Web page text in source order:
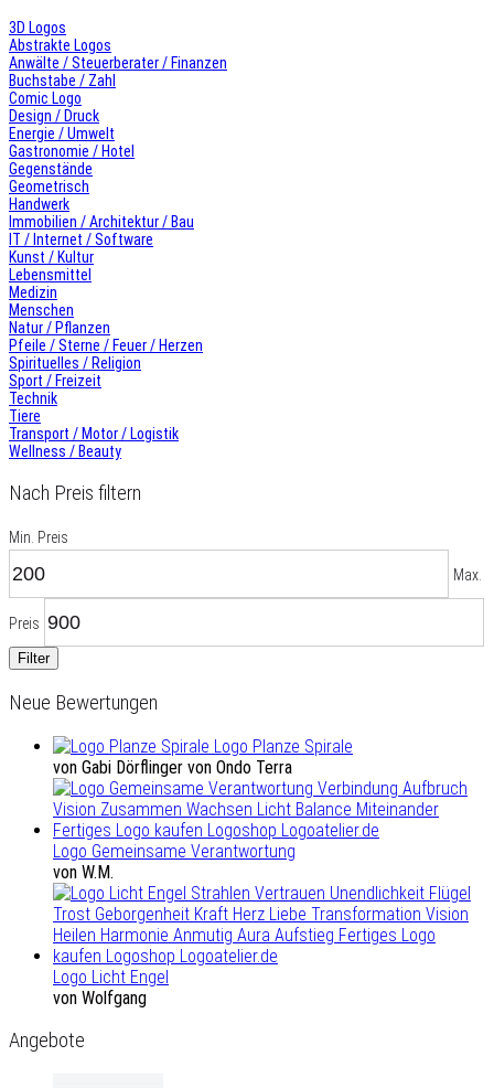
3D Logos
Abstrakte Logos
Anwälte / Steuerberater / Finanzen
Buchstabe / Zahl
Comic Logo
Design / Druck
Energie / Umwelt
Gastronomie / Hotel
Gegenstände
Geometrisch
Handwerk
Immobilien / Architektur / Bau
IT / Internet / Software
Kunst / Kultur
Lebensmittel
Medizin
Menschen
Natur / Pflanzen
Pfeile / Sterne / Feuer / Herzen
Spirituelles / Religion
Sport / Freizeit
Technik
Tiere
Transport / Motor / Logistik
Wellness / Beauty
Nach Preis filtern
Min. Preis
Max.
Preis
Filter
Neue Bewertungen
Logo Planze Spirale
von Gabi Dörflinger von Ondo Terra
Logo Gemeinsame Verantwortung
von W.M.
Logo Licht Engel
von Wolfgang
Angebote